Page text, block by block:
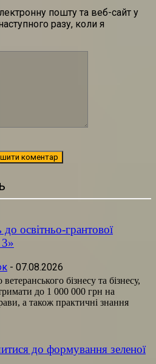
пошту та веб-сайт у
разу, коли я
освітньо-грантової
- 07.08.2026
бізнесу та бізнесу,
до 1 000 000 грн на
а також практичні знання
до формування зеленої